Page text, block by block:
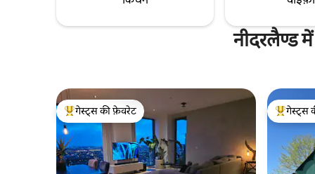
नीदरलैण्ड
गेस्ट्स का टॉप फ़ेवरेट
गेस्ट्स की फ़ेवरेट
गेस्ट्स का
गेस्ट्स